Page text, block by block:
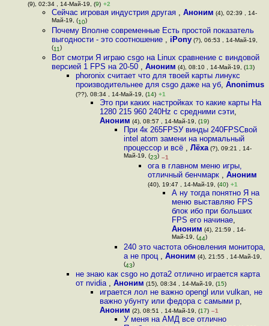
(9), 02:34 , 14-Май-19, (9) +2
Сейчас игровая индустрия другая , Аноним (4), 02:39 , 14-
Май-19, (10)
Почему Вполне современные Есть простой показатель
выгодности - это соотношение , iPony (?), 06:53 , 14-Май-19,
(11)
Вот смотри Я играю csgo на Linux сравнение с виндовой
версией 1 FPS на 20-50 , Аноним (4), 08:10 , 14-Май-19, (13)
phoronix считает что для твоей карты линукс
производительнее для csgo даже на уб, Anonimus
(??), 08:34 , 14-Май-19, (14) +1
Это при каких настройках то какие карты На
1280 215 960 240Hz с средними сэти,
Аноним (4), 08:57 , 14-Май-19, (19)
При 4к 265FPSУ винды 240FPSСвой
intel atom замени на нормальный
процессор и всё , Лёха (?), 09:21 , 14-
Май-19, (23) –1
ога в главном меню игры,
отличный бенчмарк , Аноним
(40), 19:47 , 14-Май-19, (40) +1
А ну тогда понятно Я на
меню выставляю FPS
блок ибо при больших
FPS его начинае,
Аноним (4), 21:59 , 14-
Май-19, (44)
240 это частота обновления монитора,
а не проц , Аноним (4), 21:55 , 14-Май-19,
(43)
не знаю как csgo но дота2 отлично играется карта
от nvidia , Аноним (15), 08:34 , 14-Май-19, (15)
играется лол не важно opengl или vulkan, не
важно убунту или федора с самыми р,
Аноним (2), 08:51 , 14-Май-19, (17) –1
У меня на АМД все отлично